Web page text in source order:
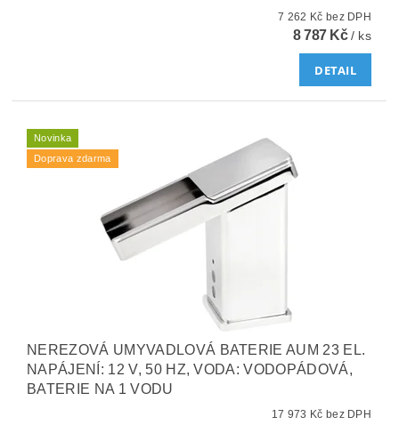
7 262 Kč bez DPH
8 787 Kč/ ks
DETAIL
Novinka
Doprava zdarma
NEREZOVÁ UMYVADLOVÁ BATERIE AUM 23 EL.
NAPÁJENÍ: 12 V, 50 HZ, VODA: VODOPÁDOVÁ,
BATERIE NA 1 VODU
17 973 Kč bez DPH